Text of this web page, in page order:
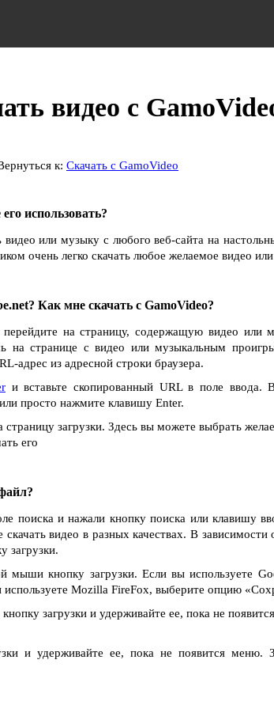
видео с
к: Скачать с GamoVideo
использовать?
или музыку с любого веб-сайта на
очень легко скачать любое желаемое видео
Как мне скачать с GamoVideo?
на страницу, содержащую видео или
на странице с видео или музыкальным
адрес из адресной строки браузера.
и вставьте скопированный URL в поле ввода.
просто нажмите клавишу Enter.
загрузки. Здесь вы можете выбрать
его
поиска и нажали кнопку поиска или клавишу
видео в разных качествах. В зависимости
загрузки.
мыши кнопку загрузки. Если вы используете
Mozilla FireFox, выберите опцию
загрузки и удерживайте ее, пока не
и удерживайте ее, пока не появится меню.